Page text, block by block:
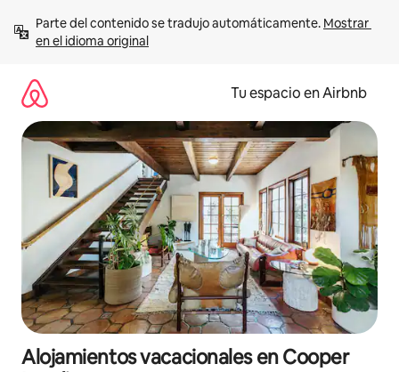
contenido
Parte del contenido se tradujo automáticamente. Mostrar
en el idioma original
Tu espacio en Airbnb
Alojamientos vacacionales en Cooper